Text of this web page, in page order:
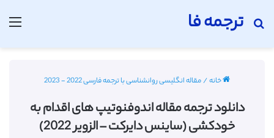
ترجمه فا
جستجو برای
خانه/مقاله انگلیسی روانشناسی با ترجمه فارسی 2022 - 2023
دانلود ترجمه مقاله اندوفنوتیپ های اقدام به
خودکشی (ساینس دایرکت – الزویر 2022)